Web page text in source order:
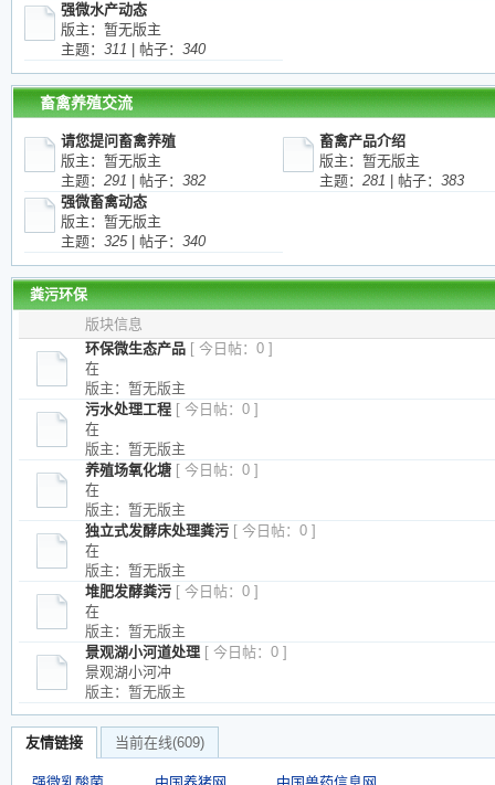
强微水产动态
版主：暂无版主
主题： 311 | 帖子： 340
畜禽养殖交流
请您提问畜禽养殖
版主：暂无版主
主题： 291 | 帖子： 382
畜禽产品介绍
版主：暂无版主
主题： 281 | 帖子： 383
强微畜禽动态
版主：暂无版主
主题： 325| 帖子： 340
粪污环保
版块信息
环保微生态产品 [ 今日帖：0 ]
在
版主：暂无版主
污水处理工程 [ 今日帖：0 ]
在
版主：暂无版主
养殖场氧化塘 [ 今日帖：0 ]
在
版主：暂无版主
独立式发酵床处理粪污 [ 今日帖：0 ]
在
版主：暂无版主
堆肥发酵粪污 [ 今日帖：0 ]
在
版主：暂无版主
景观湖小河道处理 [ 今日帖：0 ]
景观湖小河冲
版主：暂无版主
友情链接 当前在线(609)